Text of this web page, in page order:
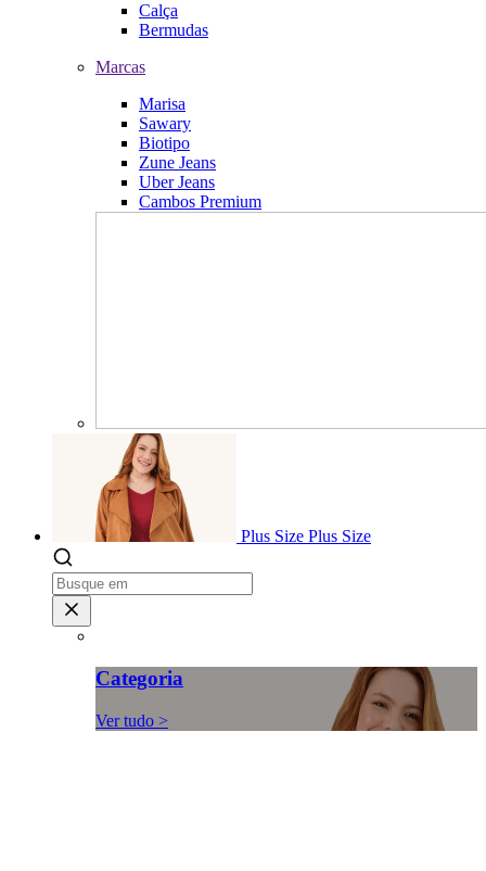
Calça
Bermudas
Marcas
Marisa
Sawary
Biotipo
Zune Jeans
Uber Jeans
Cambos Premium
Plus Size Plus Size
Categoria
Ver tudo >